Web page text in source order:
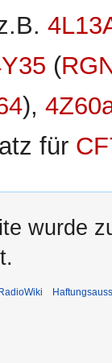
(
),
für
wurde